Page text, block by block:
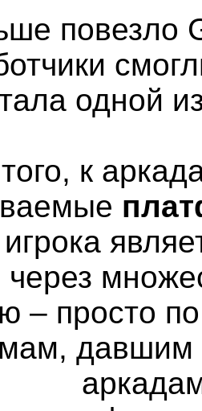
повезло
одной
к
через
– просто
давшим